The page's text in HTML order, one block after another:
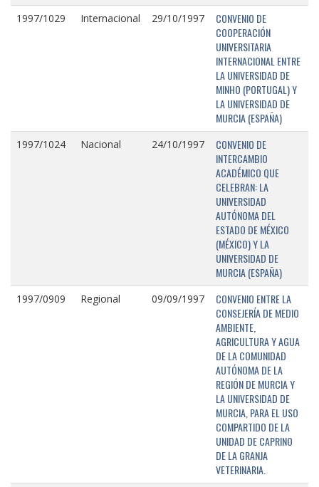
1997/1029 Internacional 29/10/1997
CONVENIO DE
COOPERACIÓN
UNIVERSITARIA
INTERNACIONAL ENTRE
LA UNIVERSIDAD DE
MINHO (PORTUGAL) Y
LA UNIVERSIDAD DE
MURCIA (ESPAÑA)
1997/1024 Nacional 24/10/1997
CONVENIO DE
INTERCAMBIO
ACADÉMICO QUE
CELEBRAN: LA
UNIVERSIDAD
AUTÓNOMA DEL
ESTADO DE MÉXICO
(MÉXICO) Y LA
UNIVERSIDAD DE
MURCIA (ESPAÑA)
1997/0909 Regional 09/09/1997
CONVENIO ENTRE LA
CONSEJERÍA DE MEDIO
AMBIENTE,
AGRICULTURA Y AGUA
DE LA COMUNIDAD
AUTÓNOMA DE LA
REGIÓN DE MURCIA Y
LA UNIVERSIDAD DE
MURCIA, PARA EL USO
COMPARTIDO DE LA
UNIDAD DE CAPRINO
DE LA GRANJA
VETERINARIA.